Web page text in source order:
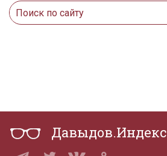
Давыдов.Индекс